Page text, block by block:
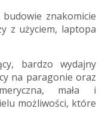
znakomicie
z użyciem, laptopa
bardzo wydajny
na paragonie oraz
mała i
możliwości, które